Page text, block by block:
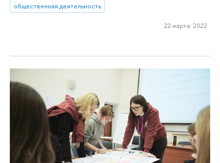
общественная деятельность
22 марта 2022